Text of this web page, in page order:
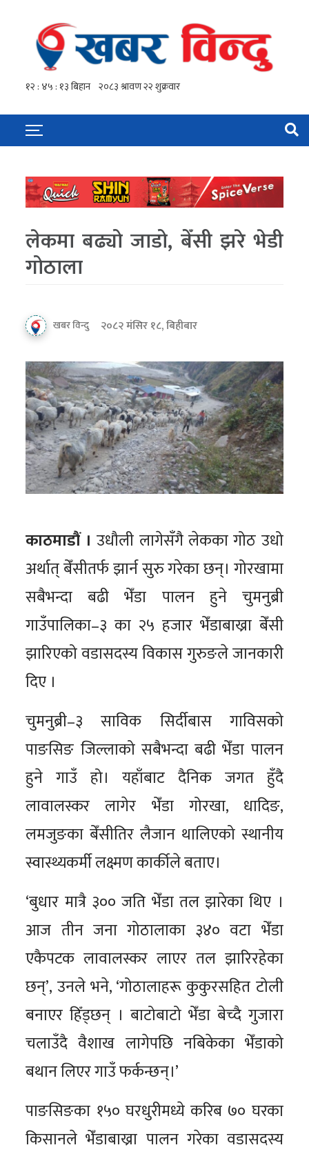
लेकमा बढ्यो जाडो, बेँसी झरे भेडी
गोठाला
खबर विन्दु २०८२ मंसिर १८, बिहीबार
काठमाडौं । उधौली लागेसँगै लेकका गोठ उधो
अर्थात् बेँसीतर्फ झार्न सुरु गरेका छन्। गोरखामा
सबैभन्दा बढी भेँडा पालन हुने चुमनुब्री
गाउँपालिका–३ का २५ हजार भेँडाबाख्रा बेँसी
झारिएको वडासदस्य विकास गुरुङले जानकारी
दिए ।
चुमनुब्री–३ साविक सिर्दीबास गाविसको
पाङसिङ जिल्लाको सबैभन्दा बढी भेँडा पालन
हुने गाउँ हो। यहाँबाट दैनिक जगत हुँदै
लावालस्कर लागेर भेँडा गोरखा, धादिङ,
लमजुङका बेँसीतिर लैजान थालिएको स्थानीय
स्वास्थ्यकर्मी लक्ष्मण कार्कीले बताए।
‘बुधार मात्रै ३०० जति भेँडा तल झारेका थिए ।
आज तीन जना गोठालाका ३४० वटा भेँडा
एकैपटक लावालस्कर लाएर तल झारिरहेका
छन्’, उनले भने, ‘गोठालाहरू कुकुरसहित टोली
बनाएर हिँड्छन् । बाटोबाटो भेँडा बेच्दै गुजारा
चलाउँदै वैशाख लागेपछि नबिकेका भेँडाको
बथान लिएर गाउँ फर्कन्छन्।’
पाङसिङका १५० घरधुरीमध्ये करिब ७० घरका
किसानले भेँडाबाख्रा पालन गरेका वडासदस्य